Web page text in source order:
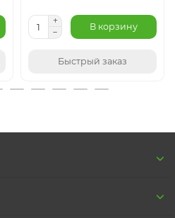
В корзину
Быстрый заказ